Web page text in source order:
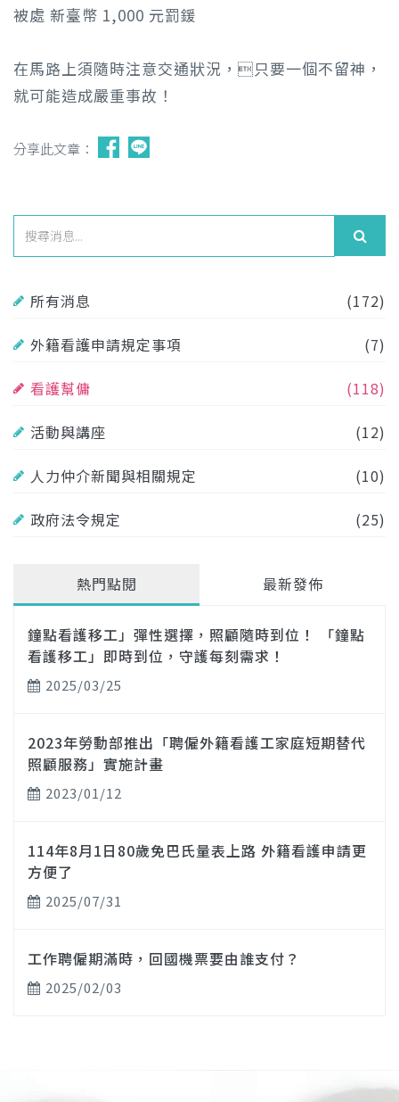
所有消息 (172)
外籍看護申請規定事項 (7)
看護幫傭 (118)
活動與講座 (12)
人力仲介新聞與相關規定 (10)
政府法令規定 (25)
熱門點閱 最新發佈
鐘點看護移工」彈性選擇，照顧隨時到位！ 「鐘點
看護移工」即時到位，守護每刻需求！
2025/03/25
2023年勞動部推出「聘僱外籍看護工家庭短期替代
照顧服務」實施計畫
2023/01/12
114年8月1日80歲免巴氏量表上路 外籍看護申請更
方便了
2025/07/31
工作聘僱期滿時，回國機票要由誰支付？
2025/02/03
被處 新臺幣 1,000 元罰鍰
在馬路上須隨時注意交通狀況，只要一個不留神，
就可能造成嚴重事故！
分享此文章：